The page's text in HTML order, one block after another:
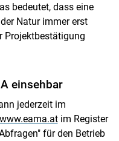
bedeutet, dass eine
Natur immer erst
Projektbestätigung
einsehbar
jederzeit im
www.eama.atim Register
für den Betrieb